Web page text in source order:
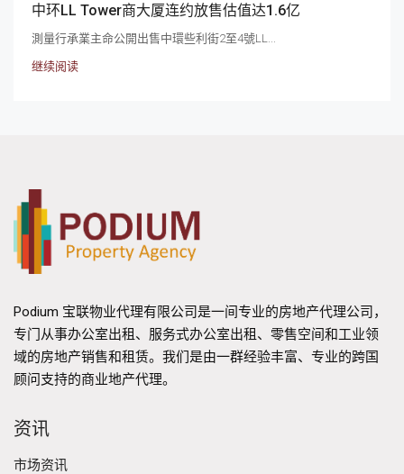
中环LL Tower商大厦连约放售估值达1.6亿
測量行承業主命公開出售中環些利街2至4號LL...
继续阅读
Podium 宝联物业代理有限公司是一间专业的房地产代理公司，
专门从事办公室出租、服务式办公室出租、零售空间和工业领
域的房地产销售和租赁。我们是由一群经验丰富、专业的跨国
顾问支持的商业地产代理。
资讯
市场资讯